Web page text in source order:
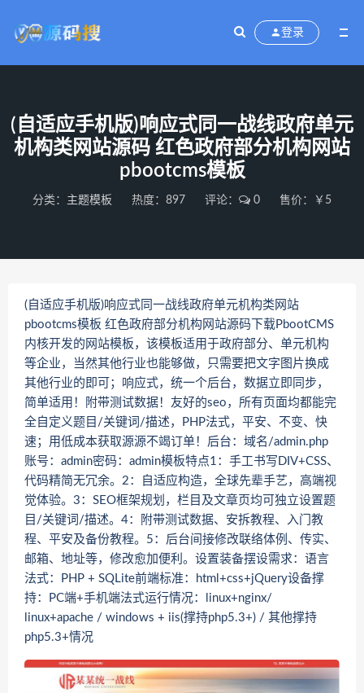
登录
(自适应手机版)响应式同一战线政府单元
机构类网站源码 红色政府部分机构网站
pbootcms模板
分类： 主题模板 热度：897 评论： 0 售价：￥5
(自适应手机版)响应式同一战线政府单元机构类网站
pbootcms模板 红色政府部分机构网站源码下载PbootCMS
内核开发的网站模板，该模板适用于政府部分、单元机构
等企业，当然其他行业也能够做，只需要把文字图片换成
其他行业的即可；响应式，统一个后台，数据立即同步，
简单适用！附带测试数据！友好的seo，所有页面均都能完
全自定义题目/关键词/描述，PHP法式，平安、不变、快
速；用低成本获取源源不竭订单！后台：域名/admin.php
账号：admin密码：admin模板特点1：手工书写DIV+CSS、
代码精简无冗余。2：自适应构造，全球先辈手艺，高端视
觉体验。3：SEO框架规划，栏目及文章页均可独立设置题
目/关键词/描述。4：附带测试数据、安拆教程、入门教
程、平安及备份教程。5：后台间接修改联络体例、传实、
邮箱、地址等，修改愈加便利。设置装备摆设需求：语言
法式：PHP + SQLite前端标准：html+css+jQuery设备撑
持：PC端+手机端法式运行情况：linux+nginx/
linux+apache / windows + iis(撑持php5.3+) / 其他撑持
php5.3+情况